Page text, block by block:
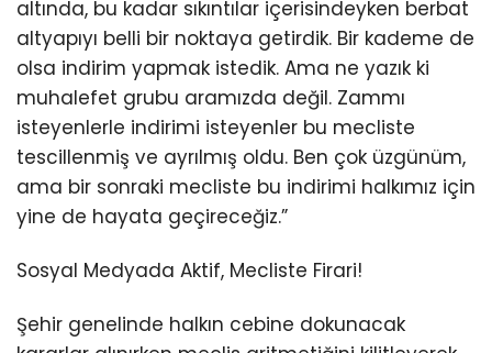
altında, bu kadar sıkıntılar içerisindeyken berbat
altyapıyı belli bir noktaya getirdik. Bir kademe de
olsa indirim yapmak istedik. Ama ne yazık ki
muhalefet grubu aramızda değil. Zammı
isteyenlerle indirimi isteyenler bu mecliste
tescillenmiş ve ayrılmış oldu. Ben çok üzgünüm,
ama bir sonraki mecliste bu indirimi halkımız için
yine de hayata geçireceğiz.”
Sosyal Medyada Aktif, Mecliste Firari!
Şehir genelinde halkın cebine dokunacak